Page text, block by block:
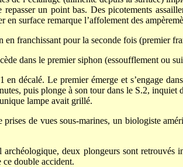
un point bas. Des picotements
surface remarque l’affolement des
franchissant pour la seconde fois (premier
dans le premier siphon (essoufflement ou
en décalé. Le premier émerge et s’engage
puis plonge à son tour dans le S.2, inquiet
lampe avait grillé.
prises de vues sous-marines, un biologiste
deux plongeurs sont retrouvés
double accident.